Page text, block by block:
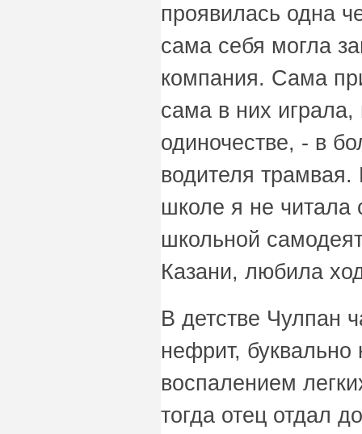
проявилась одна
сама себя могла
компания. Сама
сама в них
одиночестве, - в
водителя
школе я не читала
школьной
Казани, любила
В детстве Чулпан
нефрит,
воспалением
тогда отец отдал